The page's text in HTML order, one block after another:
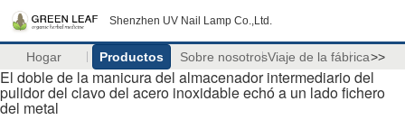
Shenzhen UV Nail Lamp Co.,Ltd.
Hogar Productos Sobre nosotrosViaje de la fábrica>>
El doble de la manicura del almacenador intermediario del
pulidor del clavo del acero inoxidable echó a un lado fichero
del metal